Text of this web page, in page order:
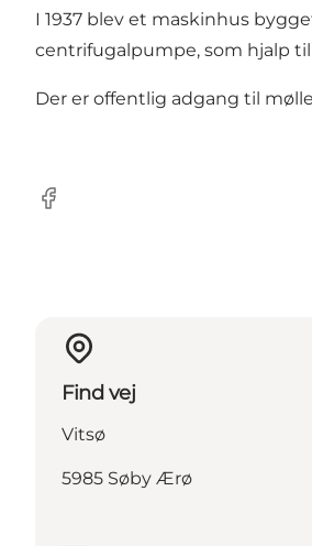
I 1937 blev et maskinhus
centrifugalpumpe, som hjalp
Der er offentlig adgang til
Facebook
Find vej
Vitsø
5985 Søby Ærø